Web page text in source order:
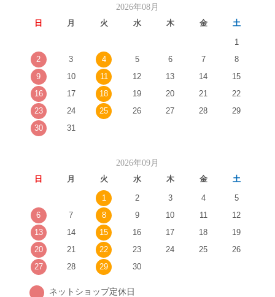
2026年08月
日
月 火 水 木 金 土
1
2
3 4 5 6 7
8
9
10 11 12 13 14
15
16
17 18 19 20 21
22
23
24 25 26 27 28
29
30
31
2026年09月
日
月 火 水 木 金 土
1 2 3 4
5
6
7 8 9 10 11
12
13
14 15 16 17 18
19
20
21 22 23 24 25
26
27
28 29 30
ネットショップ定休日